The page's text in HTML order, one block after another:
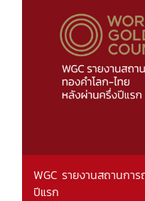
WGC รายงานสถานก
ปีแรก